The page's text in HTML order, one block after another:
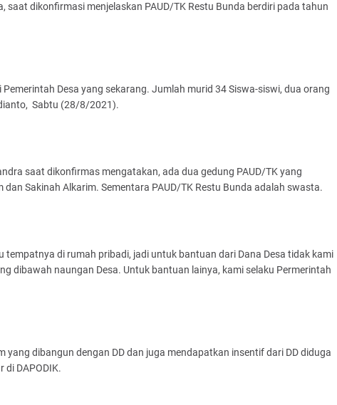
saat dikonfirmasi menjelaskan PAUD/TK Restu Bunda berdiri pada tahun
Desa yang sekarang. Jumlah murid 34 Siswa-siswi, dua orang
Sabtu (28/8/2021).
saat dikonfirmas mengatakan, ada dua gedung PAUD/TK yang
Sakinah Alkarim. Sementara PAUD/TK Restu Bunda adalah swasta.
tempatnya di rumah pribadi, jadi untuk bantuan dari Dana Desa tidak kami
dibawah naungan Desa. Untuk bantuan lainya, kami selaku Permerintah
yang dibangun dengan DD dan juga mendapatkan insentif dari DD diduga
di DAPODIK.